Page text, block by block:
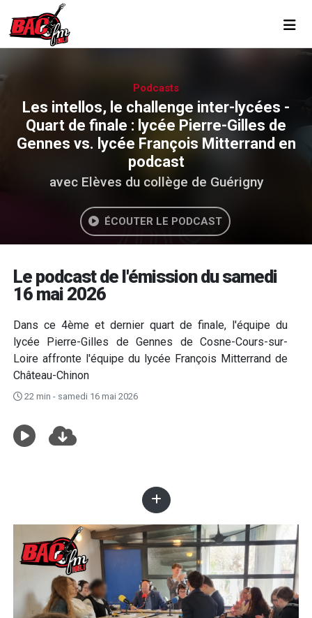
Podcasts
Les intellos, le challenge inter-lycées -
Quart de finale : lycée Pierre-Gilles de
Gennes vs. lycée François Mitterrand en
podcast
avec Elèves du collège de Guérigny
ÉCOUTER LE PODCAST
Le podcast de l'émission du samedi
16 mai 2026
Dans ce 4ème et dernier quart de finale, l'équipe du
lycée Pierre-Gilles de Gennes de Cosne-Cours-sur-
Loire affronte l'équipe du lycée François Mitterrand de
Château-Chinon
22 min - samedi 16 mai 2026